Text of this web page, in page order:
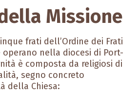
Missione
frati dell’Ordine dei Frati
operano nella diocesi di Port-
è composta da religiosi di
segno concreto
della Chiesa: